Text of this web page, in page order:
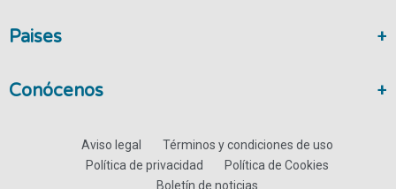
Paises
Conócenos
Aviso legal
Términos y condiciones de uso
Política de privacidad
Política de Cookies
Boletín de noticias